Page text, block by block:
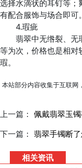
选择水滴状的耳钉等；
有配合服饰与场合即可。
4.瑕疵
翡翠中无绺裂、无
等为次，价格也是相对
瑕。
本站部分内容收集于互联网
上一篇： 佩戴翡翠玉
下一篇： 翡翠手镯断
相关资讯